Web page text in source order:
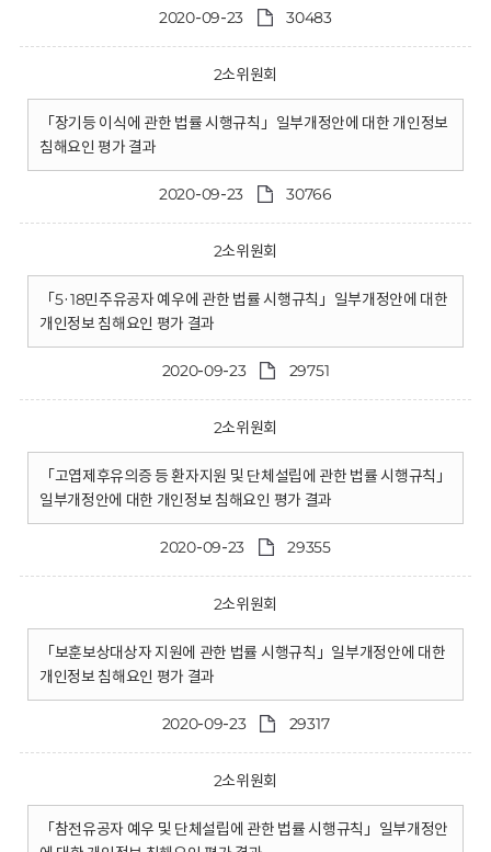
2020-09-23 30483
2소위원회
「장기등 이식에 관한 법률 시행규칙」일부개정안에 대한 개인정보
침해요인 평가 결과
2020-09-23 30766
2소위원회
「5·18민주유공자 예우에 관한 법률 시행규칙」일부개정안에 대한
개인정보 침해요인 평가 결과
2020-09-23 29751
2소위원회
「고엽제후유의증 등 환자지원 및 단체설립에 관한 법률 시행규칙」
일부개정안에 대한 개인정보 침해요인 평가 결과
2020-09-23 29355
2소위원회
「보훈보상대상자 지원에 관한 법률 시행규칙」일부개정안에 대한
개인정보 침해요인 평가 결과
2020-09-23 29317
2소위원회
「참전유공자 예우 및 단체설립에 관한 법률 시행규칙」일부개정안